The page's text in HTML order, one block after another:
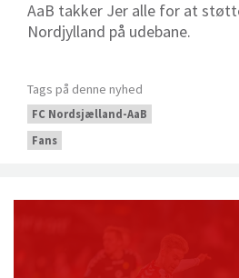
AaB takker Jer alle for at
Nordjylland på udebane.
Tags på denne nyhed
FC Nordsjælland-AaB
Fans